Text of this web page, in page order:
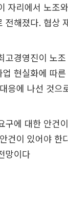
자리에서 노조
전해졌다. 협상
고경영진이 노
업 현실화에 따
응에 나선 것으
구에 대한 안건
건이 있어야 한
망이다